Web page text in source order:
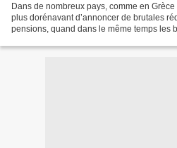
Dans de nombreux pays, comme en
plus dorénavant d’annoncer de brutales
pensions, quand dans le même temps les